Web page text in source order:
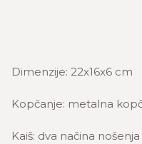
Dimenzije: 22x16x6 cm
Kopčanje: metalna
Kaiš: dva načina